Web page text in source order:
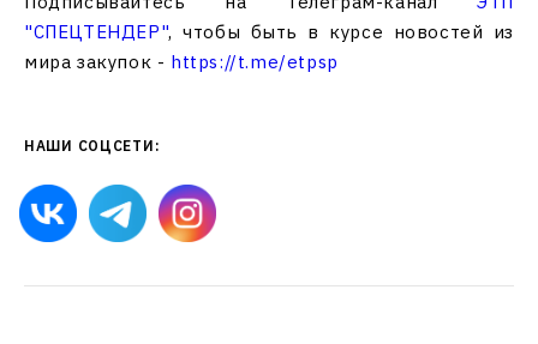
"СПЕЦТЕНДЕР", чтобы быть в курсе новостей из
мира закупок - https://t.me/etpsp
НАШИ СОЦСЕТИ: